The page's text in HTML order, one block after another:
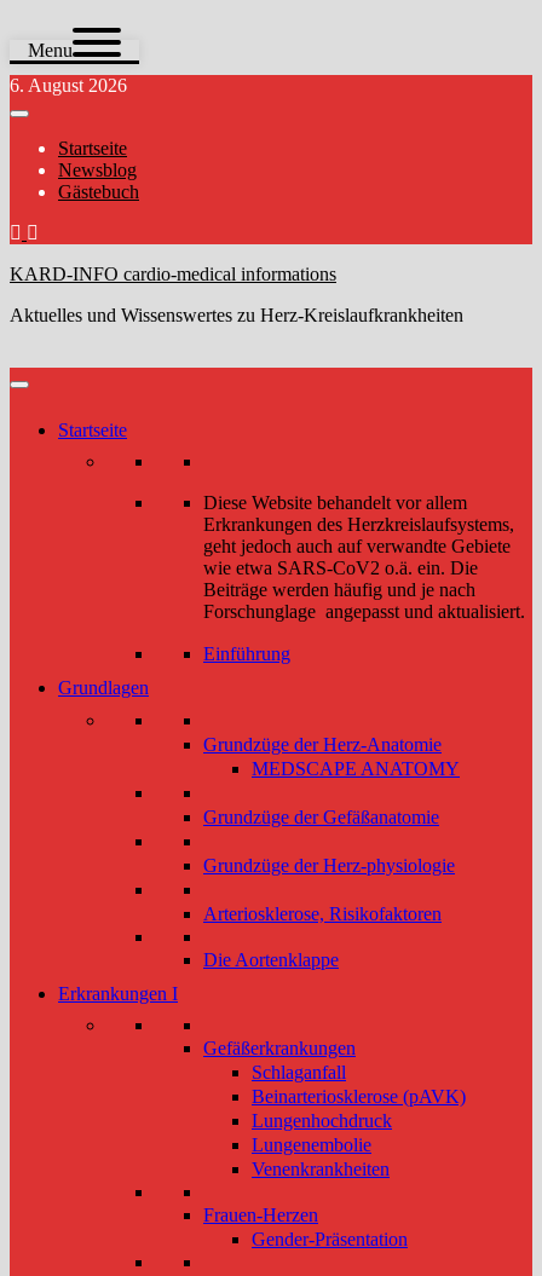
Menu
Zum
Inhalt
6. August 2026
Startseite
Newsblog
Gästebuch
KARD-INFO cardio-medical informations
Aktuelles und Wissenswertes zu Herz-Kreislaufkrankheiten
Startseite
Diese Website behandelt vor allem
Erkrankungen des Herzkreislaufsystems,
geht jedoch auch auf verwandte Gebiete
wie etwa SARS-CoV2 o.ä. ein. Die
Beiträge werden häufig und je nach
Forschunglage angepasst und aktualisiert.
Einführung
Grundlagen
Grundzüge der Herz-Anatomie
MEDSCAPE ANATOMY
Grundzüge der Gefäßanatomie
Grundzüge der Herz-physiologie
Arteriosklerose, Risikofaktoren
Die Aortenklappe
Erkrankungen I
Gefäßerkrankungen
Schlaganfall
Beinarteriosklerose (pAVK)
Lungenhochdruck
Lungenembolie
Venenkrankheiten
Frauen-Herzen
Gender-Präsentation